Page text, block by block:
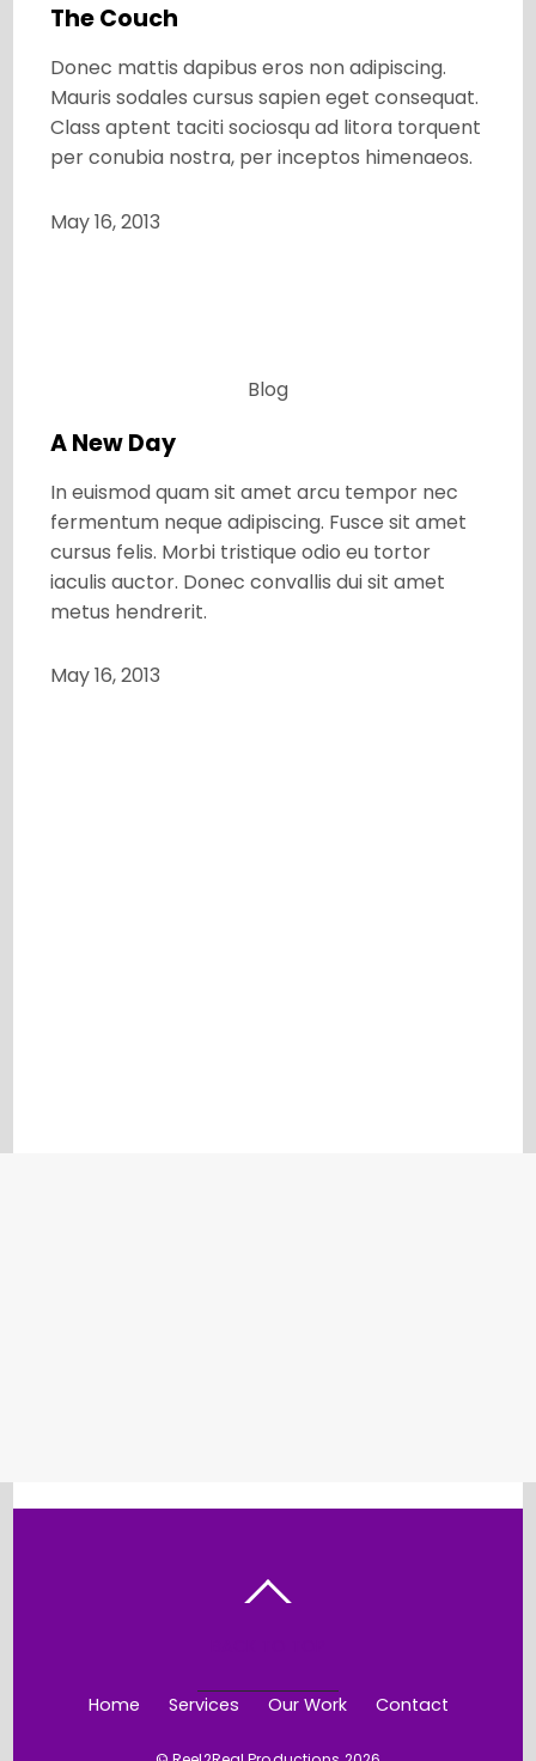
The Couch
Donec mattis dapibus eros non adipiscing.
Mauris sodales cursus sapien eget consequat.
Class aptent taciti sociosqu ad litora torquent
per conubia nostra, per inceptos himenaeos.
May 16, 2013
Blog
A New Day
In euismod quam sit amet arcu tempor nec
fermentum neque adipiscing. Fusce sit amet
cursus felis. Morbi tristique odio eu tortor
iaculis auctor. Donec convallis dui sit amet
metus hendrerit.
May 16, 2013
Home Services Our Work Contact